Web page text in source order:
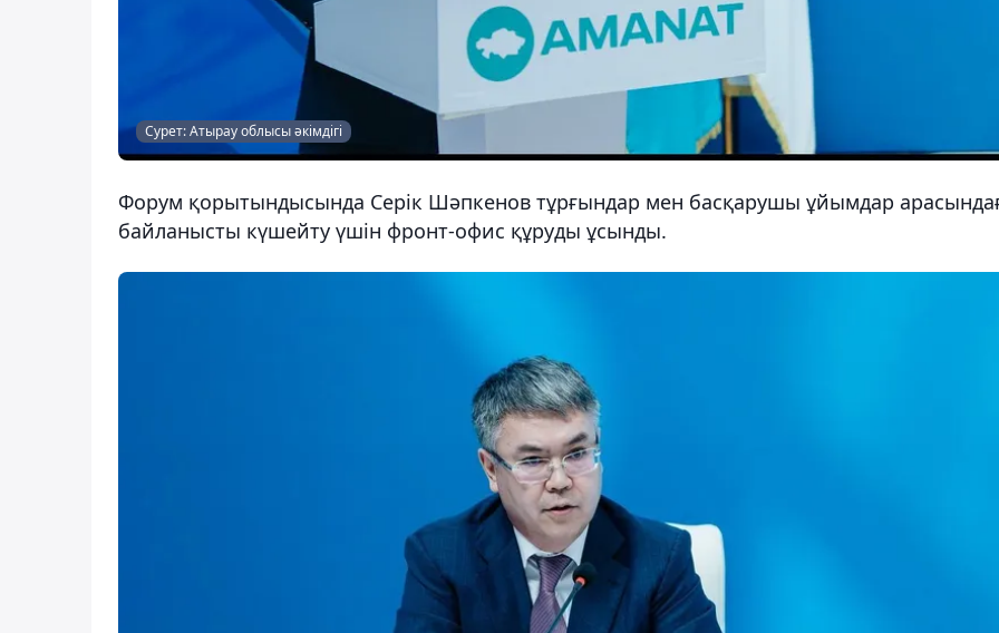
Сурет: Атырау облысы әкімдігі
Форум қорытындысында Серік Шәпкенов тұрғындар мен басқарушы ұйымдар
байланысты күшейту үшін фронт-офис құруды ұсынды.